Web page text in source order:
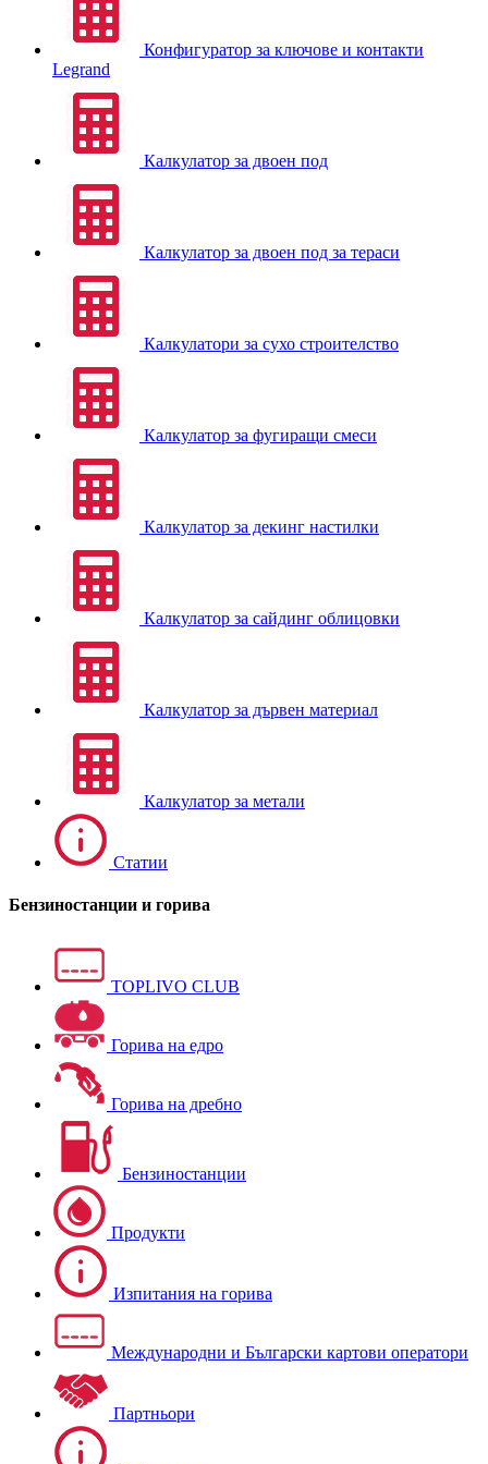
Конфигуратор за ключове и контакти
Legrand
Калкулатор за двоен под
Калкулатор за двоен под за тераси
Калкулатори за сухо строителство
Калкулатор за фугиращи смеси
Калкулатор за декинг настилки
Калкулатор за сайдинг облицовки
Калкулатор за дървен материал
Калкулатор за метали
Статии
Бензиностанции и горива
TOPLIVO CLUB
Горива на едро
Горива на дребно
Бензиностанции
Продукти
Изпитания на горива
Международни и Български картови оператори
Партньори